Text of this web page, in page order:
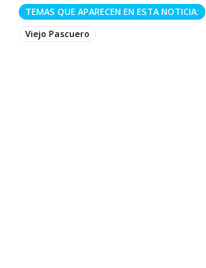
TEMAS QUE APARECEN EN ESTA NOTICIA:
Viejo Pascuero